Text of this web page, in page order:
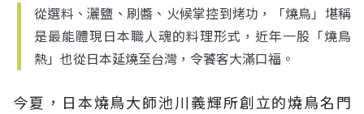
從選料、灑鹽、刷醬、火候掌控到烤功，「燒鳥」堪稱
是最能體現日本職人魂的料理形式，近年一股「燒鳥
熱」也從日本延燒至台灣，令饕客大滿口福。
今夏，日本燒鳥大師池川義輝所創立的燒鳥名門